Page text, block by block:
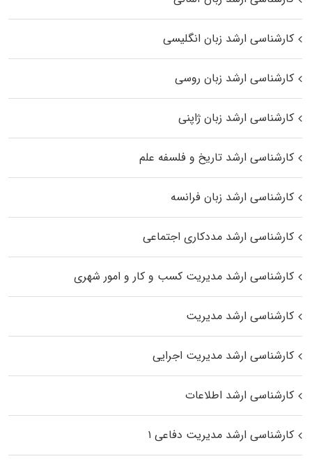
کارشناسی ارشد زبان انگلیسی
کارشناسی ارشد زبان روسی
کارشناسی ارشد زبان ژاپنی
کارشناسی ارشد تاریخ و فلسفه علم
کارشناسی ارشد زبان فرانسه
کارشناسی ارشد مددکاری اجتماعی
کارشناسی ارشد مدیریت کسب و کار و امور شهری
کارشناسی ارشد مدیریت
کارشناسی ارشد مدیریت اجرایی
کارشناسی ارشد اطلاعات
کارشناسی ارشد مدیریت دفاعی ۱